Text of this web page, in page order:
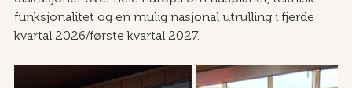
funksjonalitet og en mulig nasjonal utrulling i fjerde
kvartal 2026/første kvartal 2027.